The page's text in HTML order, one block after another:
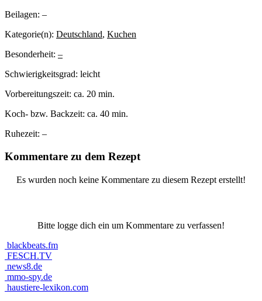
Beilagen: –
Kategorie(n): Deutschland, Kuchen
Besonderheit: –
Schwierigkeitsgrad: leicht
Vorbereitungszeit: ca. 20 min.
Koch- bzw. Backzeit: ca. 40 min.
Ruhezeit: –
Kommentare zu dem Rezept
Es wurden noch keine Kommentare zu diesem Rezept erstellt!
Bitte logge dich ein um Kommentare zu verfassen!
blackbeats.fm
FESCH.TV
news8.de
mmo-spy.de
haustiere-lexikon.com